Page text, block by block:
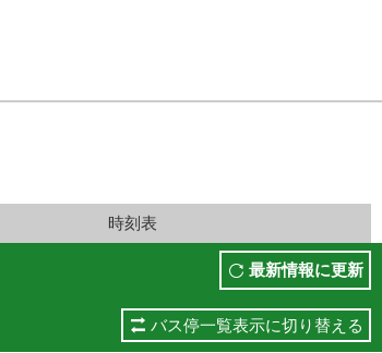
時刻表
最新情報に更新
バス停一覧表示に切り替える